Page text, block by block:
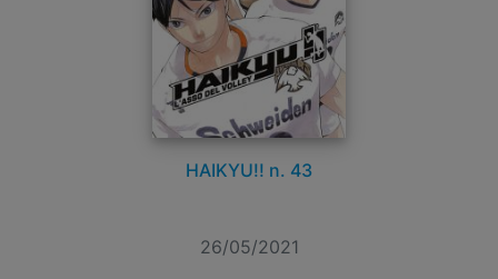
HAIKYU!! n. 43
26/05/2021